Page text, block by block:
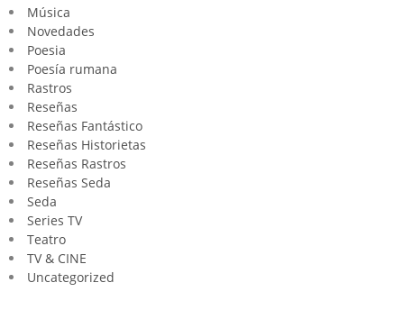
Música
Novedades
Poesia
Poesía rumana
Rastros
Reseñas
Reseñas Fantástico
Reseñas Historietas
Reseñas Rastros
Reseñas Seda
Seda
Series TV
Teatro
TV & CINE
Uncategorized